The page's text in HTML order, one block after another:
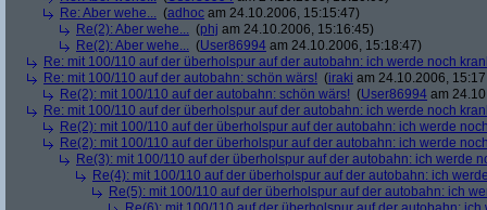
Re: Aber wehe... (adhoc am 24.10.2006, 15:15:47)
Re(2): Aber wehe... (phj am 24.10.2006, 15:16:45)
Re(2): Aber wehe... (User86994 am 24.10.2006, 15:18:47)
Re: mit 100/110 auf der überholspur auf der autobahn: ich werde noch
Re: mit 100/110 auf der autobahn: schön wärs! (iraki am 24.10.2006,
Re(2): mit 100/110 auf der autobahn: schön wärs! (User86994 am
Re: mit 100/110 auf der überholspur auf der autobahn: ich werde noch
Re(2): mit 100/110 auf der überholspur auf der autobahn: ich werde
Re(2): mit 100/110 auf der überholspur auf der autobahn: ich werde
Re(3): mit 100/110 auf der überholspur auf der autobahn: ich werde
Re(4): mit 100/110 auf der überholspur auf der autobahn: ich
Re(5): mit 100/110 auf der überholspur auf der autobahn: ich